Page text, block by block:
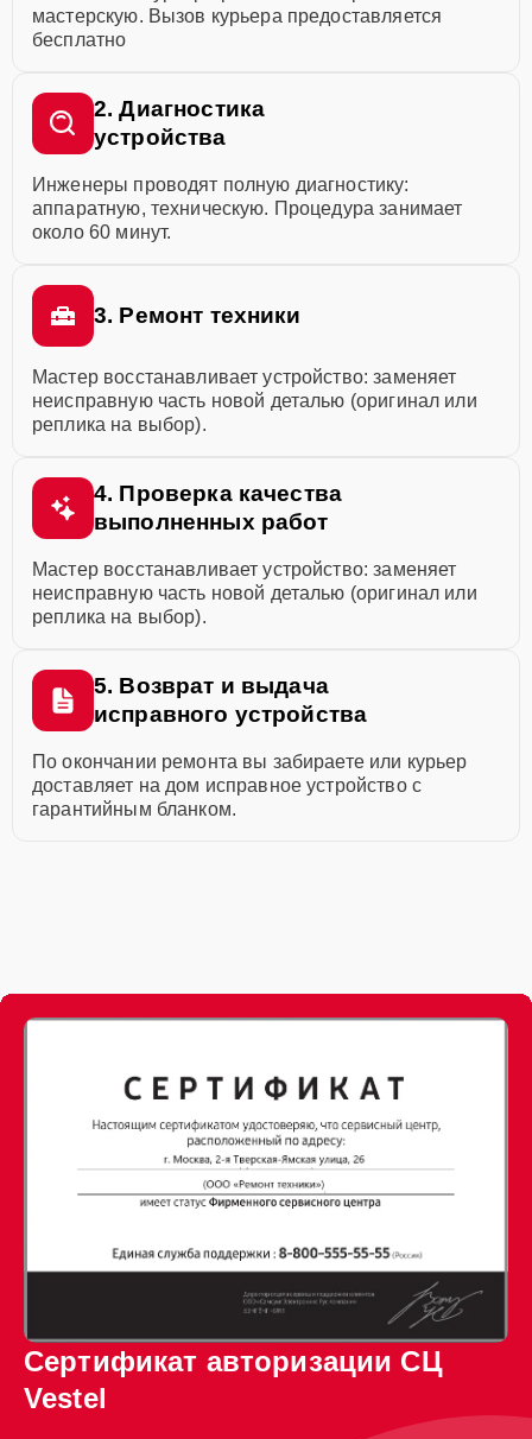
мастерскую. Вызов курьера предоставляется
бесплатно
2. Диагностика
устройства
Инженеры проводят полную диагностику:
аппаратную, техническую. Процедура занимает
около 60 минут.
3. Ремонт техники
Мастер восстанавливает устройство: заменяет
неисправную часть новой деталью (оригинал или
реплика на выбор).
4. Проверка качества
выполненных работ
Мастер восстанавливает устройство: заменяет
неисправную часть новой деталью (оригинал или
реплика на выбор).
5. Возврат и выдача
исправного устройства
По окончании ремонта вы забираете или курьер
доставляет на дом исправное устройство с
гарантийным бланком.
Сертификат авторизации СЦ
Vestel